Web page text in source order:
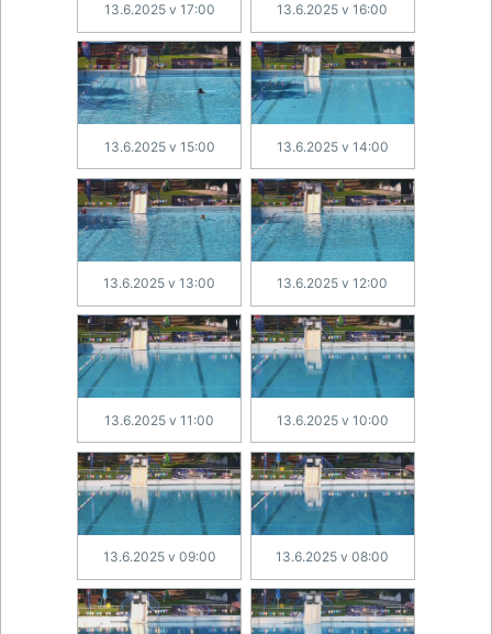
13.6.2025 v 17:00 13.6.2025 v 16:00
13.6.2025 v 15:00 13.6.2025 v 14:00
13.6.2025 v 13:00 13.6.2025 v 12:00
13.6.2025 v 11:00 13.6.2025 v 10:00
13.6.2025 v 09:00 13.6.2025 v 08:00